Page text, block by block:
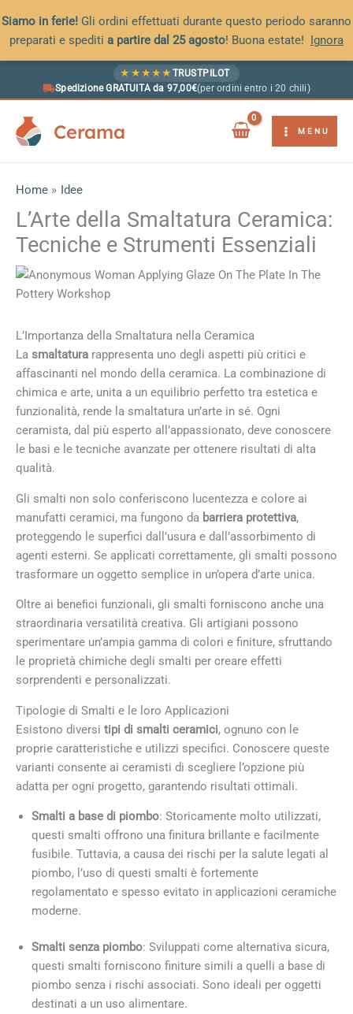
Siamo in ferie! Gli ordini effettuati durante questo periodo saranno
preparati e spediti a partire dal 25 agosto! Buona estate! Ignora
★ ★ ★ ★ ★ TRUSTPILOT
Spedizione GRATUITA da 97,00€(per ordini entro i 20 chili)
Cerama MENU
Home Idee
L’Arte della Smaltatura Ceramica:
Tecniche e Strumenti Essenziali
L’Importanza della Smaltatura nella Ceramica
La smaltatura rappresenta uno degli aspetti più critici e
affascinanti nel mondo della ceramica. La combinazione di
chimica e arte, unita a un equilibrio perfetto tra estetica e
funzionalità, rende la smaltatura un’arte in sé. Ogni
ceramista, dal più esperto all’appassionato, deve conoscere
le basi e le tecniche avanzate per ottenere risultati di alta
qualità.
Gli smalti non solo conferiscono lucentezza e colore ai
manufatti ceramici, ma fungono da barriera protettiva,
proteggendo le superfici dall’usura e dall’assorbimento di
agenti esterni. Se applicati correttamente, gli smalti possono
trasformare un oggetto semplice in un’opera d’arte unica.
Oltre ai beneﬁci funzionali, gli smalti forniscono anche una
straordinaria versatilità creativa. Gli artigiani possono
sperimentare un’ampia gamma di colori e finiture, sfruttando
le proprietà chimiche degli smalti per creare effetti
sorprendenti e personalizzati.
Tipologie di Smalti e le loro Applicazioni
Esistono diversi tipi di smalti ceramici, ognuno con le
proprie caratteristiche e utilizzi specifici. Conoscere queste
varianti consente ai ceramisti di scegliere l’opzione più
adatta per ogni progetto, garantendo risultati ottimali.
Smalti a base di piombo: Storicamente molto utilizzati,
questi smalti offrono una finitura brillante e facilmente
fusibile. Tuttavia, a causa dei rischi per la salute legati al
piombo, l’uso di questi smalti è fortemente
regolamentato e spesso evitato in applicazioni ceramiche
moderne.
Smalti senza piombo: Sviluppati come alternativa sicura,
questi smalti forniscono finiture simili a quelli a base di
piombo senza i rischi associati. Sono ideali per oggetti
destinati a un uso alimentare.